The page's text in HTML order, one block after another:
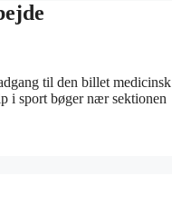
til den billet medicinsk
i sport bøger nær sektionen